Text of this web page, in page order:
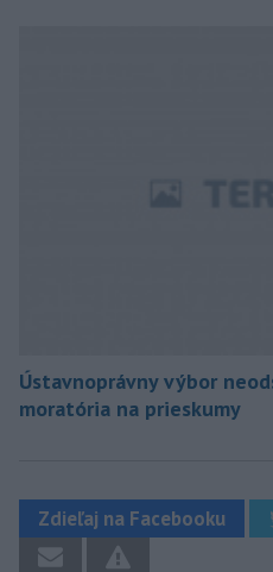
Ústavnoprávny výbor
moratória na prieskumy
Zdieľaj na Facebooku